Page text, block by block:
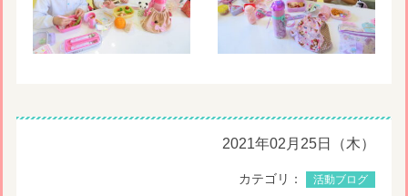
2021年02月25日（木）
カテゴリ： 活動ブログ